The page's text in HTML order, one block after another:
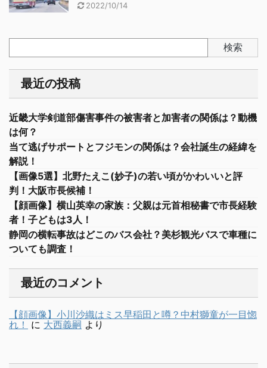
2022/10/14
検索
最近の投稿
近畿大学剣道部傷害事件の被害者と加害者の関係は？動機
は何？
当て逃げサポートとフジモンの関係は？会社誕生の経緯を
解説！
【画像5選】北野たえこ(妙子)の若い頃がかわいいと評
判！大阪市長候補！
【顔画像】横山英幸の家族：父親は元首相秘書で市長経験
者！子どもは3人！
静岡の横転事故はどこのバス会社？美杉観光バスで車種に
ついても調査！
最近のコメント
【顔画像】小川沙織はミス早稲田と噂？中村獅童が一目惚
れ！
に 大西義嗣 より